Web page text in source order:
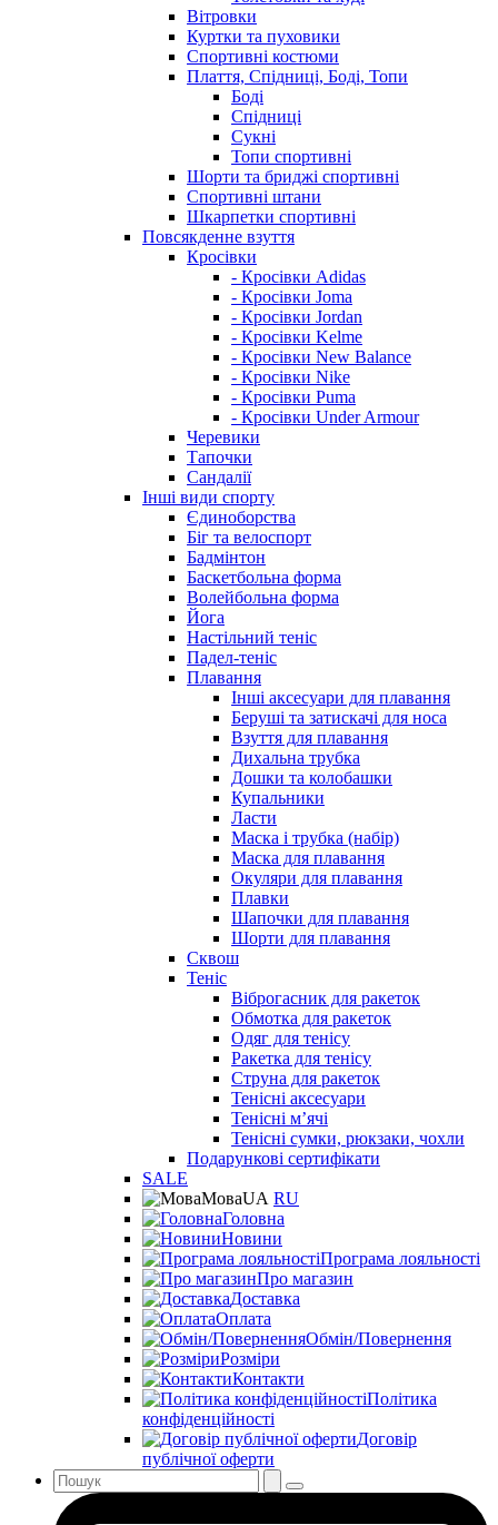
Вітровки
Куртки та пуховики
Спортивні костюми
Плаття, Спідниці, Боді, Топи
Боді
Спідниці
Сукні
Топи спортивні
Шорти та бриджі спортивні
Спортивні штани
Шкарпетки спортивні
Повсякденне взуття
Кросівки
- Кросівки Adidas
- Кросівки Joma
- Кросівки Jordan
- Кросівки Kelme
- Кросівки New Balance
- Кросівки Nike
- Кросівки Puma
- Кросівки Under Armour
Черевики
Тапочки
Сандалії
Інші види спорту
Єдиноборства
Біг та велоспорт
Бадмінтон
Баскетбольна форма
Волейбольна форма
Йога
Настільний теніс
Падел-теніс
Плавання
Інші аксесуари для плавання
Беруші та затискачі для носа
Взуття для плавання
Дихальна трубка
Дошки та колобашки
Купальники
Ласти
Маска і трубка (набір)
Маска для плавання
Окуляри для плавання
Плавки
Шапочки для плавання
Шорти для плавання
Сквош
Теніс
Віброгасник для ракеток
Обмотка для ракеток
Одяг для тенісу
Ракетка для тенісу
Струна для ракеток
Тенісні аксесуари
Тенісні мʼячі
Тенісні сумки, рюкзаки, чохли
Подарункові сертифікати
SALE
МоваUA RU
Головна
Новини
Програма лояльності
Про магазин
Доставка
Оплата
Обмін/Повернення
Розміри
Контакти
Політика
конфіденційності
Договір
публічної оферти